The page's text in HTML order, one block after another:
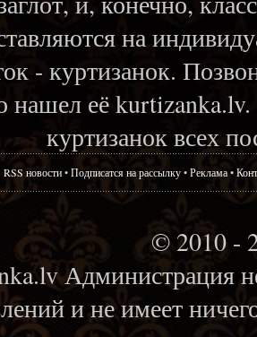
на
- куртизанок.
нашел её
куртизанок всех
RSS новости•Подписатся на рассылку•Реклама•
© 2010 -
Администрация
и не имеет